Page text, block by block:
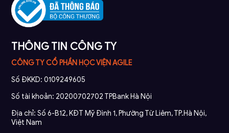
THÔNG TIN CÔNG TY
CÔNG TY CỔ PHẦN HỌC VIỆN AGILE
Số ĐKKD: 0109249605
Số tài khoản: 20200702702 TPBank Hà Nội
Địa chỉ: Số 6-B12, KĐT Mỹ Đình 1, Phường Từ Liêm, TP.Hà Nội,
Việt Nam